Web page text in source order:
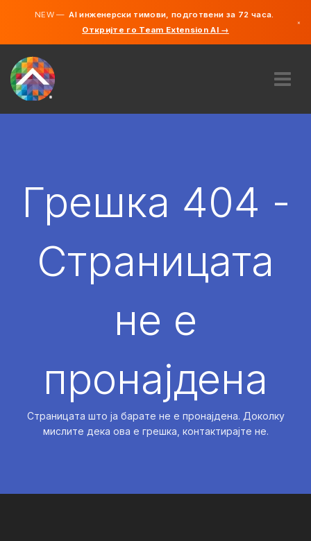
NEW —AI инженерски тимови, подготвени за 72 часа.
Откријте го Team Extension AI →
×
АНГАЖИРАЈ
Грешка 404 -
Страницата
не е
пронајдена
Страницата што ја барате не е пронајдена. Доколку
мислите дека ова е грешка, контактирајте не.